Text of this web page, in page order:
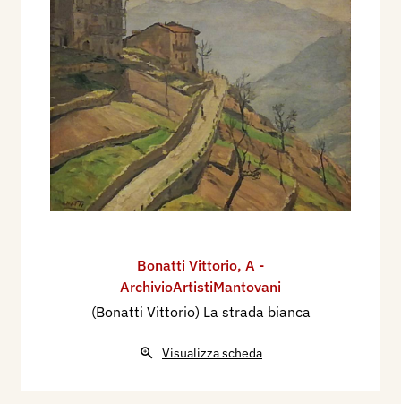
Bonatti Vittorio, A -
ArchivioArtistiMantovani
(Bonatti Vittorio) La strada bianca
Visualizza scheda